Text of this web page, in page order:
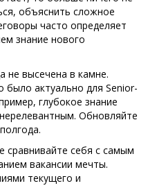
объяснить сложное
часто определяет
знание нового
не высечена в камне.
было актуально для Senior-
глубокое знание
Обновляйте
сравнивайте себя с самым
вакансии мечты.
текущего и